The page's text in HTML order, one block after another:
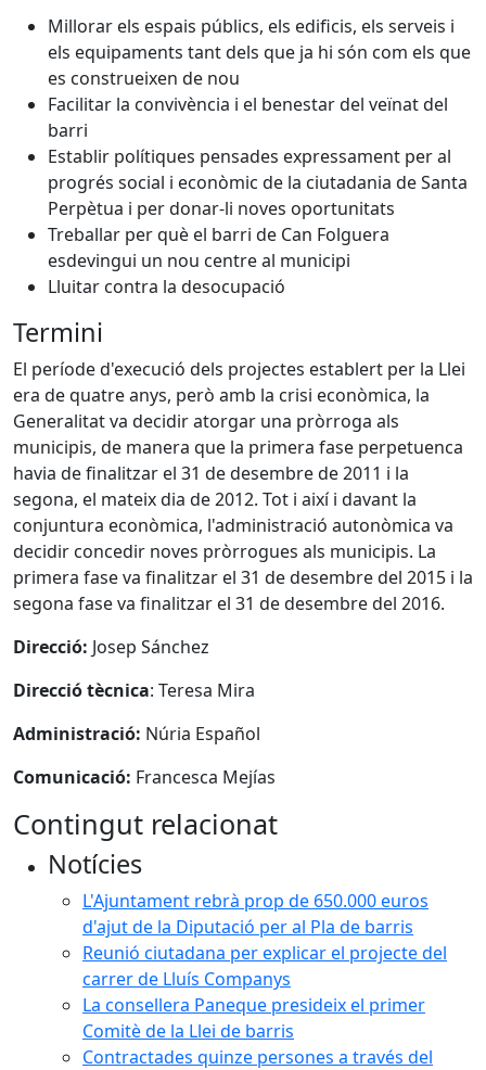
Millorar els espais públics, els edificis, els serveis i
els equipaments tant dels que ja hi són com els que
es construeixen de nou
Facilitar la convivència i el benestar del veïnat del
barri
Establir polítiques pensades expressament per al
progrés social i econòmic de la ciutadania de Santa
Perpètua i per donar-li noves oportunitats
Treballar per què el barri de Can Folguera
esdevingui un nou centre al municipi
Lluitar contra la desocupació
Termini
El període d'execució dels projectes establert per la Llei
era de quatre anys, però amb la crisi econòmica, la
Generalitat va decidir atorgar una pròrroga als
municipis, de manera que la primera fase perpetuenca
havia de finalitzar el 31 de desembre de 2011 i la
segona, el mateix dia de 2012. Tot i així i davant la
conjuntura econòmica, l'administració autonòmica va
decidir concedir noves pròrrogues als municipis. La
primera fase va finalitzar el 31 de desembre del 2015 i la
segona fase va finalitzar el 31 de desembre del 2016.
Direcció: Josep Sánchez
Direcció tècnica: Teresa Mira
Administració: Núria Español
Comunicació: Francesca Mejías
Contingut relacionat
Notícies
L'Ajuntament rebrà prop de 650.000 euros
d'ajut de la Diputació per al Pla de barris
Reunió ciutadana per explicar el projecte del
carrer de Lluís Companys
La consellera Paneque presideix el primer
Comitè de la Llei de barris
Contractades quinze persones a través del